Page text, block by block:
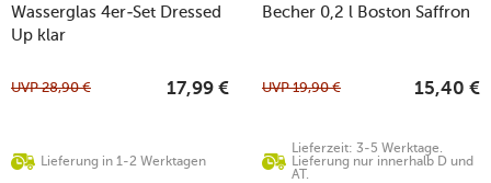
Wasserglas 4er-Set Dressed
Up klar
Lieferung in 1-2 Werktagen
UVP28,90 € 17,99 €
Becher 0,2 l Boston Saffron
Lieferzeit: 3-5 Werktage.
Lieferung nur innerhalb D und
AT.
UVP19,90 € 15,40 €